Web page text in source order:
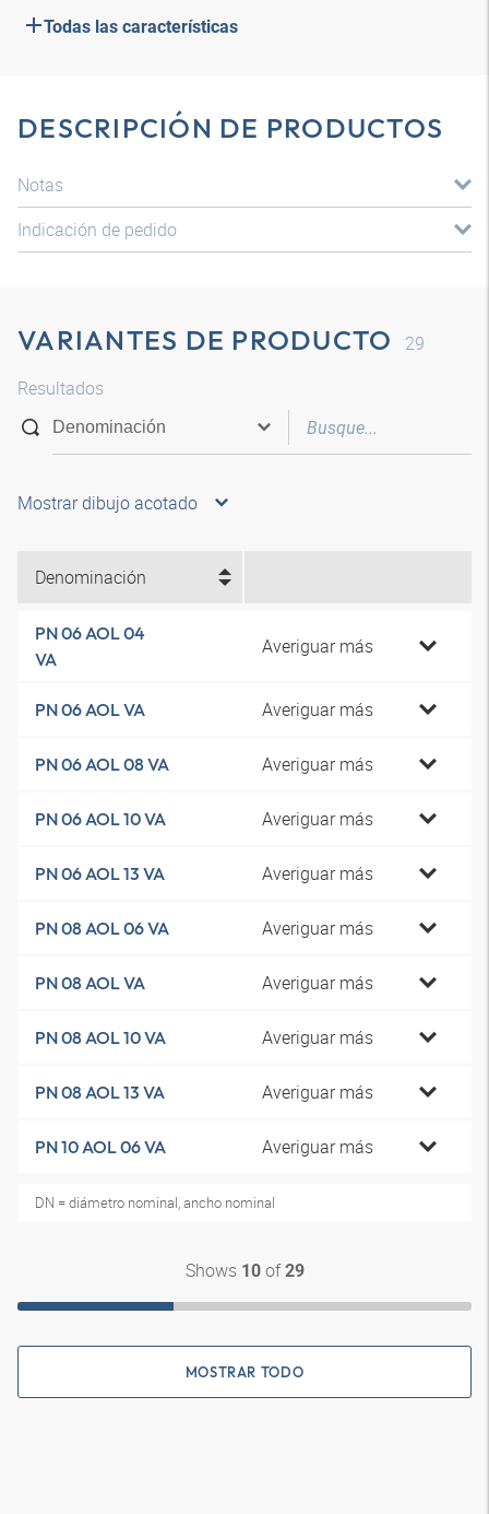
Todas las características
DESCRIPCIÓN DE PRODUCTOS
Notas
Indicación de pedido
VARIANTES DE PRODUCTO
29
Resultados
Mostrar dibujo acotado
Denominación
PN 06 AOL 04
VA
Averiguar más
PN 06 AOL VA Averiguar más
PN 06 AOL 08 VA Averiguar más
PN 06 AOL 10 VA Averiguar más
PN 06 AOL 13 VA Averiguar más
PN 08 AOL 06 VA Averiguar más
PN 08 AOL VA Averiguar más
PN 08 AOL 10 VA Averiguar más
PN 08 AOL 13 VA Averiguar más
PN 10 AOL 06 VA Averiguar más
DN = diámetro nominal, ancho nominal
Shows 10of29
MOSTRAR TODO